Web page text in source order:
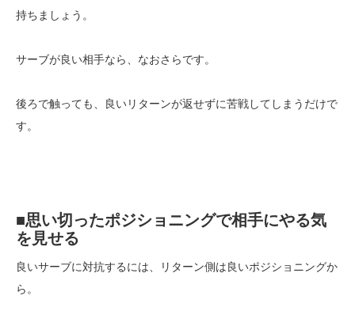
持ちましょう。
サーブが良い相手なら、なおさらです。
後ろで触っても、良いリターンが返せずに苦戦してしまうだけで
す。
■思い切ったポジショニングで相手にやる気
を見せる
良いサーブに対抗するには、リターン側は良いポジショニングか
ら。